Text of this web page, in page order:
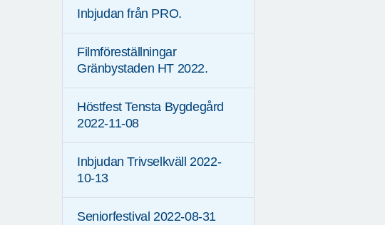
Inbjudan från PRO.
Filmföreställningar
Gränbystaden HT 2022.
Höstfest Tensta Bygdegård
2022-11-08
Inbjudan Trivselkväll 2022-
10-13
Seniorfestival 2022-08-31